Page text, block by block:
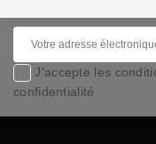
J'accepte les
confidentialité